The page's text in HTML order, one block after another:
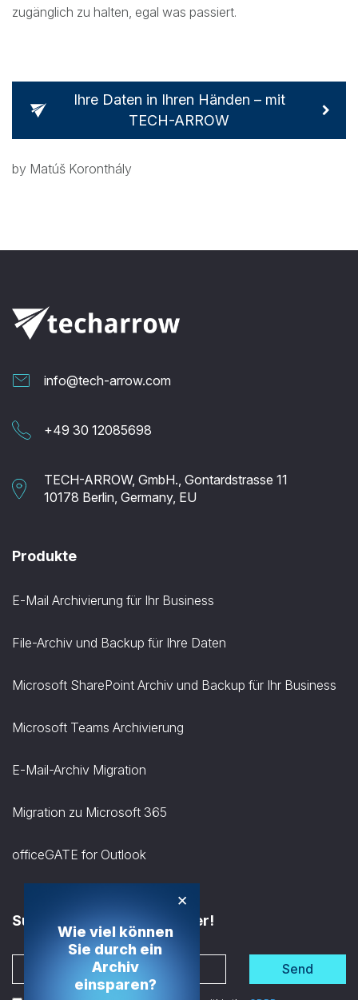
zugänglich zu halten, egal was passiert.
Ihre Daten in Ihren Händen – mit
TECH-ARROW
by Matúš Koronthály
info@tech-arrow.com
+49 30 12085698
TECH-ARROW, GmbH., Gontardstrasse 11
10178 Berlin, Germany, EU
Produkte
E-Mail Archivierung für Ihr Business
File-Archiv und Backup für Ihre Daten
Microsoft SharePoint Archiv und Backup für Ihr Business
Microsoft Teams Archivierung
E-Mail-Archiv Migration
Migration zu Microsoft 365
officeGATE for Outlook
Subscribe to the Newsletter!
Send
×
Wie viel können
Sie durch ein
Archiv
einsparen?